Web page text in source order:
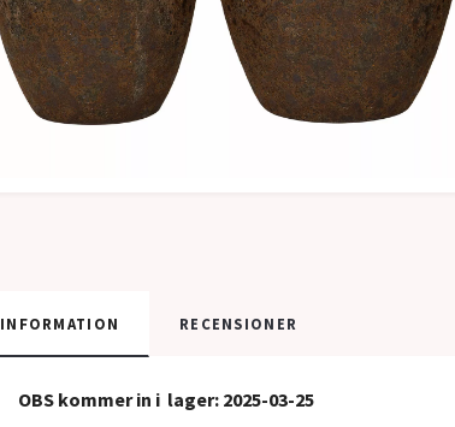
INFORMATION RECENSIONER
OBS kommer in i lager: 2025-03-25